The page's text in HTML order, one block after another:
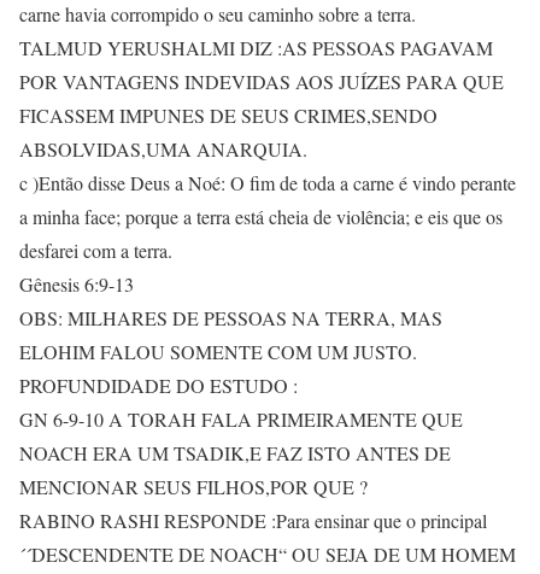
carne havia corrompido o seu caminho sobre a terra.
TALMUD YERUSHALMI DIZ :AS PESSOAS PAGAVAM
POR VANTAGENS INDEVIDAS AOS JUÍZES PARA QUE
FICASSEM IMPUNES DE SEUS CRIMES,SENDO
ABSOLVIDAS,UMA ANARQUIA.
c )Então disse Deus a Noé: O fim de toda a carne é vindo perante
a minha face; porque a terra está cheia de violência; e eis que os
desfarei com a terra.
Gênesis 6:9-13
OBS: MILHARES DE PESSOAS NA TERRA, MAS
ELOHIM FALOU SOMENTE COM UM JUSTO.
PROFUNDIDADE DO ESTUDO :
GN 6-9-10 A TORAH FALA PRIMEIRAMENTE QUE
NOACH ERA UM TSADIK,E FAZ ISTO ANTES DE
MENCIONAR SEUS FILHOS,POR QUE ?
RABINO RASHI RESPONDE :Para ensinar que o principal
´´DESCENDENTE DE NOACH“ OU SEJA DE UM HOMEM